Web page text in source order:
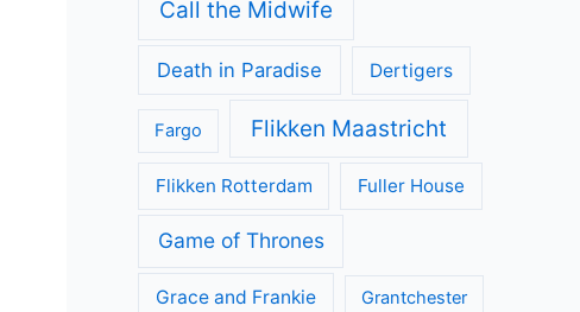
Call the Midwife
Death in Paradise Dertigers
Fargo Flikken Maastricht
Flikken Rotterdam Fuller House
Game of Thrones
Grace and Frankie Grantchester